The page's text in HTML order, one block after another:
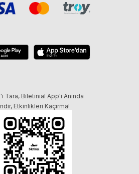
Tara, Biletinial App'i Anında
Etkinlikleri Kaçırma!